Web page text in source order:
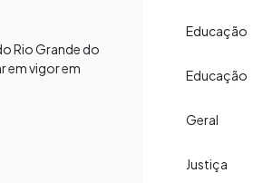
Rio Grande do
em vigor em
Educação
Educação
Geral
Justiça